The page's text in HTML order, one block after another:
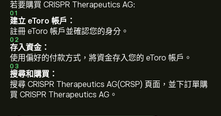
若要購買 CRISPR Therapeutics AG:
01
建立 eToro 帳戶：
註冊 eToro 帳戶並確認您的身分。
02
存入資金：
使用偏好的付款方式，將資金存入您的 eToro 帳戶。
03
搜尋和購買：
搜尋 CRISPR Therapeutics AG(CRSP) 頁面，並下訂單購
買 CRISPR Therapeutics AG。